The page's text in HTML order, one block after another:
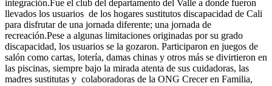
integración.Fue el club del departamento del Valle a donde fueron
llevados los usuarios de los hogares sustitutos discapacidad de Cali
para disfrutar de una jornada diferente; una jornada de
recreación.Pese a algunas limitaciones originadas por su grado
discapacidad, los usuarios se la gozaron. Participaron en juegos de
salón como cartas, lotería, damas chinas y otros más se divirtieron en
las piscinas, siempre bajo la mirada atenta de sus cuidadoras, las
madres sustitutas y colaboradoras de la ONG Crecer en Familia,